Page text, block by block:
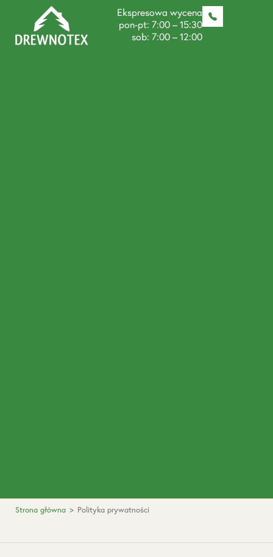
Ekspresowa wycena
pon-pt: 7:00 – 15:30
sob: 7:00 – 12:00
Strona główna > Polityka prywatności